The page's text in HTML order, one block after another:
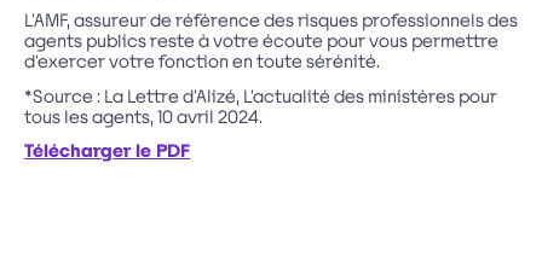
L’AMF, assureur de référence des risques professionnels des
agents publics reste à votre écoute pour vous permettre
d’exercer votre fonction en toute sérénité.
*Source : La Lettre d’Alizé, L’actualité des ministères pour
tous les agents, 10 avril 2024.
Télécharger le PDF